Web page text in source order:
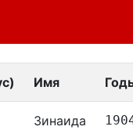
Имя
Зинаида